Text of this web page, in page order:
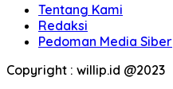
Tentang Kami
Redaksi
Pedoman Media Siber
Copyright : willip.id @2023